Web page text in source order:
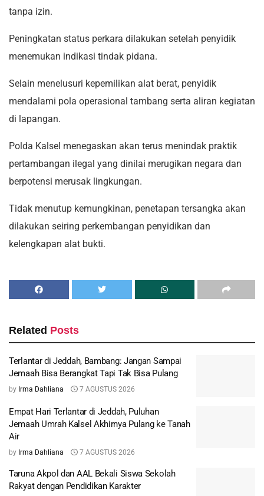
tanpa izin.
Peningkatan status perkara dilakukan setelah penyidik
menemukan indikasi tindak pidana.
Selain menelusuri kepemilikan alat berat, penyidik
mendalami pola operasional tambang serta aliran kegiatan
di lapangan.
Polda Kalsel menegaskan akan terus menindak praktik
pertambangan ilegal yang dinilai merugikan negara dan
berpotensi merusak lingkungan.
Tidak menutup kemungkinan, penetapan tersangka akan
dilakukan seiring perkembangan penyidikan dan
kelengkapan alat bukti.
Related Posts
Terlantar di Jeddah, Bambang: Jangan Sampai
Jemaah Bisa Berangkat Tapi Tak Bisa Pulang
by Irma Dahliana 7 AGUSTUS 2026
Empat Hari Terlantar di Jeddah, Puluhan
Jemaah Umrah Kalsel Akhirnya Pulang ke Tanah
Air
by Irma Dahliana 7 AGUSTUS 2026
Taruna Akpol dan AAL Bekali Siswa Sekolah
Rakyat dengan Pendidikan Karakter